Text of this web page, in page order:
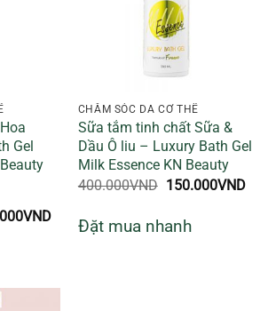
Gel
VNDGiá
CHĂM SÓC DA CƠ THỂ
Sữa tắm tinh chất Sữa &
Dầu Ô liu – Luxury Bath Gel
Milk Essence KN Beauty
400.000VND Giá
400.000VND.
150.000VNDGiá
Đặt mua nhanh